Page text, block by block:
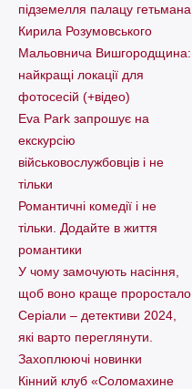
підземелля палацу гетьмана
Кирила Розумовського
Мальовнича Вишгородщина:
найкращі локації для
фотосесій (+відео)
Eva Park запрошує на
екскурсію
військовослужбовців і не
тільки
Романтичні комедії і не
тільки. Додайте в життя
романтики
У чому замочують насіння,
щоб воно краще проростало
Серіали – детективи 2024,
які варто пеpеглянути.
Захоплюючі новинки
Кінний клуб «Соломахине